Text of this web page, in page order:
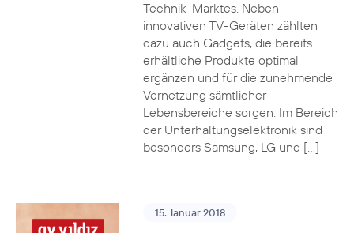
Technik-Marktes. Neben
innovativen TV-Geräten zählten
dazu auch Gadgets, die bereits
erhältliche Produkte optimal
ergänzen und für die zunehmende
Vernetzung sämtlicher
Lebensbereiche sorgen. Im Bereich
der Unterhaltungselektronik sind
besonders Samsung, LG und […]
15. Januar 2018